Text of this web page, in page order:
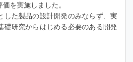
を実施しました。
した製品の設計開発のみならず、実
礎研究からはじめる必要のある開発